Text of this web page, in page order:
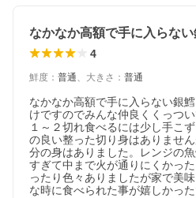
4
鮮度 ： 普通、 大きさ ： 普通
なかなか高額で手に入らない銀
けですのでみんな仲良くくっつ
１～２切れ食べるには少し手こ
の良い整った切り身はありませ
分の身はありました。レンジの
すぎて中まで火が通りにくかっ
ったり色々ありましたが家で美
な時に食べられた事が嬉しかった